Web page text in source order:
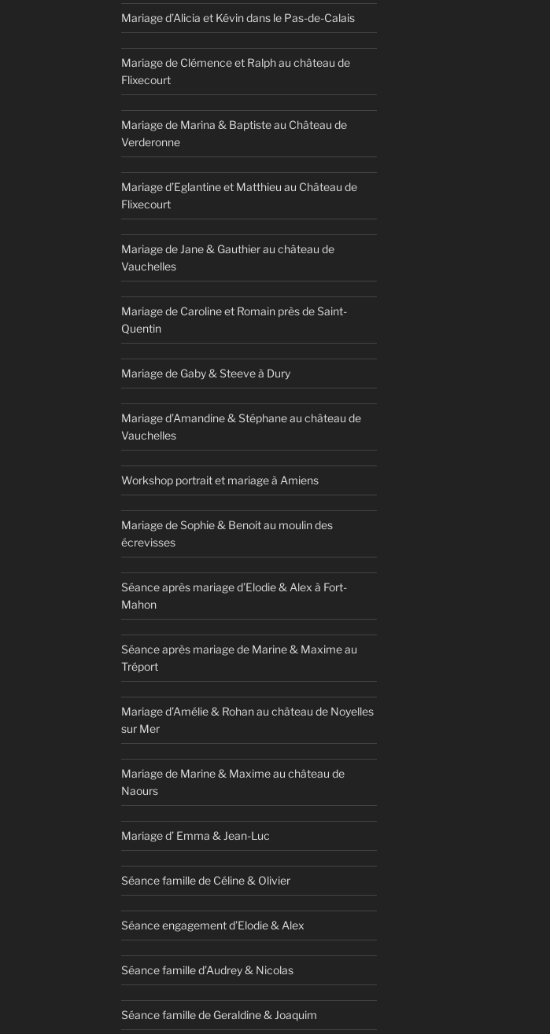
Mariage d’Alicia et Kévin dans le Pas-de-Calais
Mariage de Clémence et Ralph au château de
Flixecourt
Mariage de Marina & Baptiste au Château de
Verderonne
Mariage d’Eglantine et Matthieu au Château de
Flixecourt
Mariage de Jane & Gauthier au château de
Vauchelles
Mariage de Caroline et Romain près de Saint-
Quentin
Mariage de Gaby & Steeve à Dury
Mariage d’Amandine & Stéphane au château de
Vauchelles
Workshop portrait et mariage à Amiens
Mariage de Sophie & Benoit au moulin des
écrevisses
Séance après mariage d’Elodie & Alex à Fort-
Mahon
Séance après mariage de Marine & Maxime au
Tréport
Mariage d’Amélie & Rohan au château de Noyelles
sur Mer
Mariage de Marine & Maxime au château de
Naours
Mariage d’ Emma & Jean-Luc
Séance famille de Céline & Olivier
Séance engagement d’Elodie & Alex
Séance famille d’Audrey & Nicolas
Séance famille de Geraldine & Joaquim